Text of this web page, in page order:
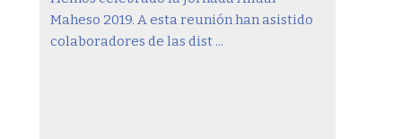
Maheso 2019. A esta reunión han asistido
colaboradores de las dist ...